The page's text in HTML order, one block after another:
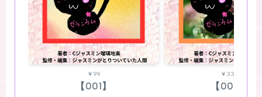
￥99
【001】
￥330
【002】